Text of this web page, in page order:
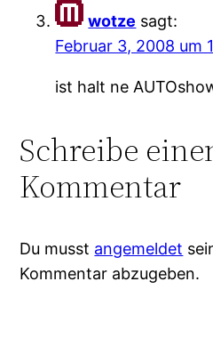
wotze sagt:
Februar 3, 2008 um
ist halt ne
Schreibe
Kommentar
Du musst angemeldet
Kommentar abzugeben.